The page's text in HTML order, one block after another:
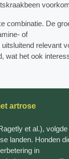
combinatie. De
of
relevant
wat het ook
artrose
et al.), volgde
landen. Honden
in